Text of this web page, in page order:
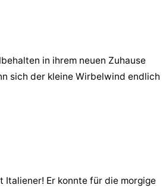
in ihrem neuen Zuhause
sich der kleine Wirbelwind endlich
Italiener! Er konnte für die morgige